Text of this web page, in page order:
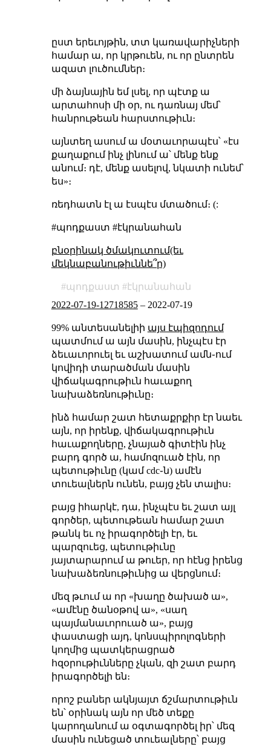
ըստ երեւոյթին, տտ կառավարիչների
համար ա, որ կրթուեն, ու որ ընտրեն
ազատ լուծումներ։
մի ձայնային եմ լսել, որ պէտք ա
արտահոսի մի օր, ու դառնայ մեմ՝
հանրութեան հարստութիւն։
այնտեղ ասում ա մօտաւորապէս՝ «էս
քաղաքում ինչ լինում ա՝ մենք ենք
անում։ դէ, մենք ասելով, նկատի ունեմ՝
ես»։
ռեդհատն էլ ա էսպէս մտածում։ (:
#պոդքաստ #էկրանահան
բնօրինակ ծմակուտում(եւ
մեկնաբանութիւննե՞ր)
պոդքաստ
էկրանահան
2022-07-19-12718585– 2022-07-19
99% անտեսանելիի այս էպիզոդում
պատմում ա այն մասին, ինչպէս էր
ձեւաւորուել եւ աշխատում ամն֊ում
կովիդի տարածման մասին
վիճակագրութիւն հաւաքող
նախաձեռնութիւնը։
ինձ համար շատ հետաքրքիր էր նաեւ
այն, որ իրենք, վիճակագրութիւն
հաւաքողները, չնայած գիտէին ինչ
բարդ գործ ա, համոզուած էին, որ
պետութիւնը (կամ cdc֊ն) ամէն
տուեալներն ունեն, բայց չեն տալիս։
բայց իհարկէ, դա, ինչպէս եւ շատ այլ
գործեր, պետութեան համար շատ
թանկ եւ ոչ իրագործելի էր, եւ
պարզուեց, պետութիւնը
յայտարարում ա թուեր, որ հէնց իրենց
նախաձեռնութիւնից ա վերցնում։
մեզ թւում ա որ «խաղը ծախած ա»,
«ամէնը ծանօթով ա», «սաղ
պայմանաւորուած ա», բայց
փաստացի այդ, կոնսպիրոլոգների
կողմից պատկերացրած
հզօրութիւնները չկան, զի շատ բարդ
իրագործելի են։
որոշ բաներ ակնյայտ ճշմարտութիւն
են՝ օրինակ այն որ մեծ տեքը
կարողանում ա օգտագործել իր՝ մեզ
մասին ունեցած տուեալները՝ բայց